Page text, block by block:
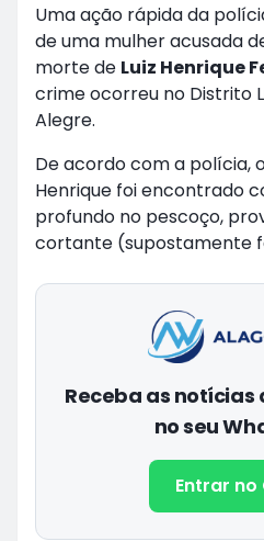
Uma ação rápida da
de uma mulher acusada
morte de Luiz Henrique
crime ocorreu no Distrito
Alegre.
De acordo com a polícia,
Henrique foi encontrado
profundo no pescoço,
cortante (supostamente
Receba as notícias
no seu
Entrar no